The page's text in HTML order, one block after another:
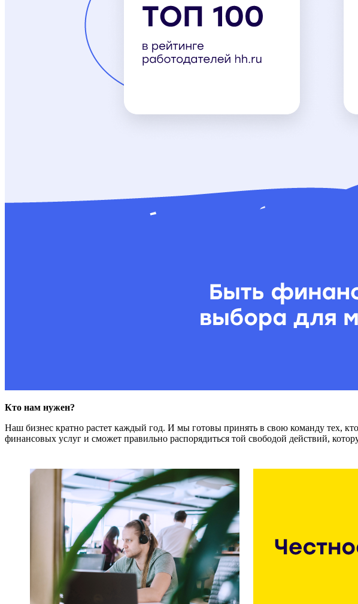
Кто нам нужен?
Наш бизнес кратно растет каждый год. И мы готовы принять в свою команду тех,
финансовых услуг и сможет правильно распорядиться той свободой действий,